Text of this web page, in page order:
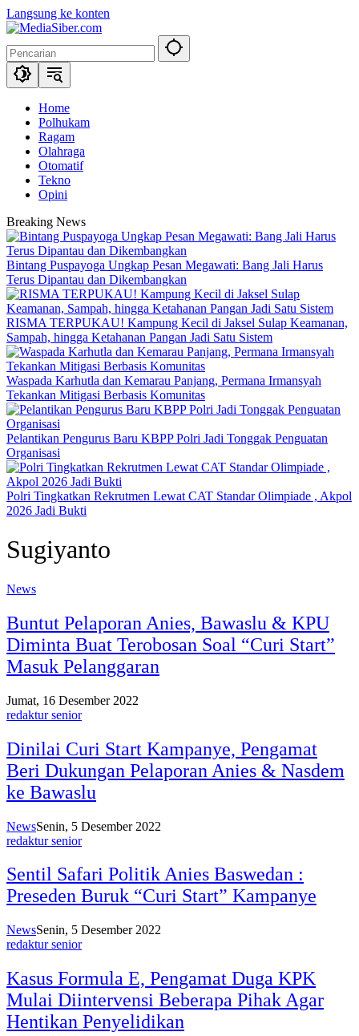
Langsung ke konten
Home
Polhukam
Ragam
Olahraga
Otomatif
Tekno
Opini
Breaking News
Bintang Puspayoga Ungkap Pesan Megawati: Bang Jali Harus
Terus Dipantau dan Dikembangkan
RISMA TERPUKAU! Kampung Kecil di Jaksel Sulap Keamanan,
Sampah, hingga Ketahanan Pangan Jadi Satu Sistem
Waspada Karhutla dan Kemarau Panjang, Permana Irmansyah
Tekankan Mitigasi Berbasis Komunitas
Pelantikan Pengurus Baru KBPP Polri Jadi Tonggak Penguatan
Organisasi
Polri Tingkatkan Rekrutmen Lewat CAT Standar Olimpiade , Akpol
2026 Jadi Bukti
Sugiyanto
News
Buntut Pelaporan Anies, Bawaslu & KPU
Diminta Buat Terobosan Soal “Curi Start”
Masuk Pelanggaran
Jumat, 16 Desember 2022
redaktur senior
Dinilai Curi Start Kampanye, Pengamat
Beri Dukungan Pelaporan Anies & Nasdem
ke Bawaslu
NewsSenin, 5 Desember 2022
redaktur senior
Sentil Safari Politik Anies Baswedan :
Preseden Buruk “Curi Start” Kampanye
NewsSenin, 5 Desember 2022
redaktur senior
Kasus Formula E, Pengamat Duga KPK
Mulai Diintervensi Beberapa Pihak Agar
Hentikan Penyelidikan